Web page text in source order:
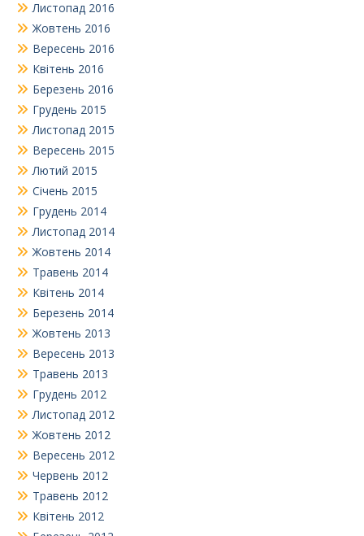
Листопад 2016
Жовтень 2016
Вересень 2016
Квітень 2016
Березень 2016
Грудень 2015
Листопад 2015
Вересень 2015
Лютий 2015
Січень 2015
Грудень 2014
Листопад 2014
Жовтень 2014
Травень 2014
Квітень 2014
Березень 2014
Жовтень 2013
Вересень 2013
Травень 2013
Грудень 2012
Листопад 2012
Жовтень 2012
Вересень 2012
Червень 2012
Травень 2012
Квітень 2012